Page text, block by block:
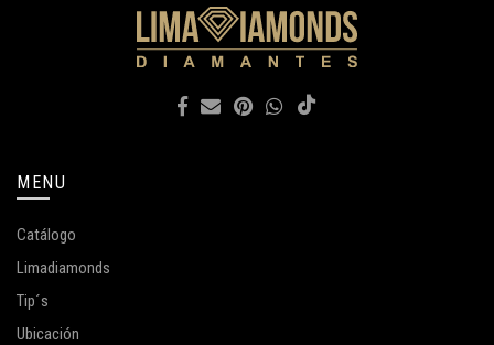
MENU
Catálogo
Limadiamonds
Tip´s
Ubicación